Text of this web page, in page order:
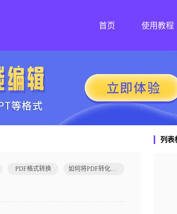
首页 使用教程
PDF格式转换 如何将PDF转化为Word
列表